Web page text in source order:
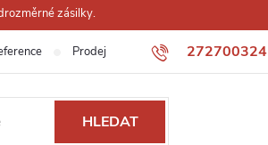
zásilky.
272700324
Prodejna Obchodní podmínky
HLEDAT